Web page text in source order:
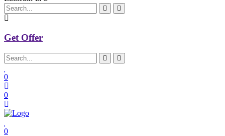
Get Offer
0
0
0